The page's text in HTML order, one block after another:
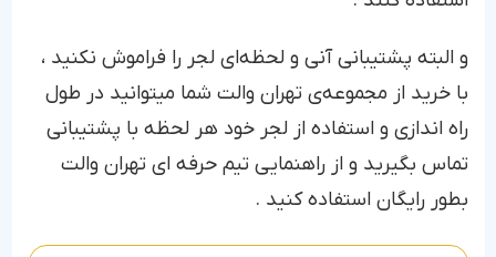
و البته پشتیبانی آنی و لحظه‌ای لجر را فراموش نکنید ،
با خرید از مجموعه‌ی تهران والت شما میتوانید در طول
راه اندازی و استفاده از لجر خود هر لحظه با پشتیبانی
تماس بگیرید و از راهنمایی تیم حرفه ای تهران والت
بطور رایگان استفاده کنید .